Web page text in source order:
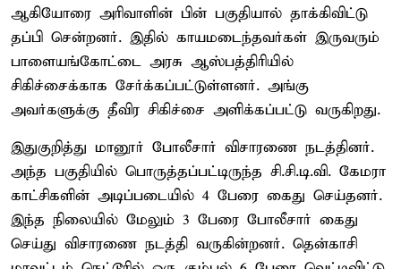
ஆகியோரை அரிவாளின் பின் பகுதியால் தாக்கிவிட்டு
தப்பி சென்றனர். இதில் காயமடைந்தவர்கள் இருவரும்
பாளையங்கோட்டை அரசு ஆஸ்பத்திரியில்
சிகிச்சைக்காக சேர்க்கப்பட்டுள்ளனர். அங்கு
அவர்களுக்கு தீவிர சிகிச்சை அளிக்கப்பட்டு வருகிறது.
இதுகுறித்து மானூர் போலீசார் விசாரணை நடத்தினர்.
அந்த பகுதியில் பொருத்தப்பட்டிருந்த சி.சி.டி.வி. கேமரா
காட்சிகளின் அடிப்படையில் 4 பேரை கைது செய்தனர்.
இந்த நிலையில் மேலும் 3 பேரை போலீசார் கைது
செய்து விசாரணை நடத்தி வருகின்றனர். தென்காசி